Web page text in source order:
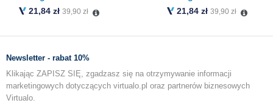
21,84 zł 39,90 zł
21,84 zł 39,90 zł
Newsletter - rabat 10%
Klikając ZAPISZ SIĘ, zgadzasz się na otrzymywanie informacji
marketingowych dotyczących virtualo.pl oraz partnerów biznesowych
Virtualo.